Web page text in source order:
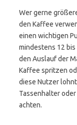
Wer gerne
den Kaffee
einen wichtigen
mindestens 12
den Auslauf der
Kaffee spritzen
diese Nutzer
Tassenhalter
achten.